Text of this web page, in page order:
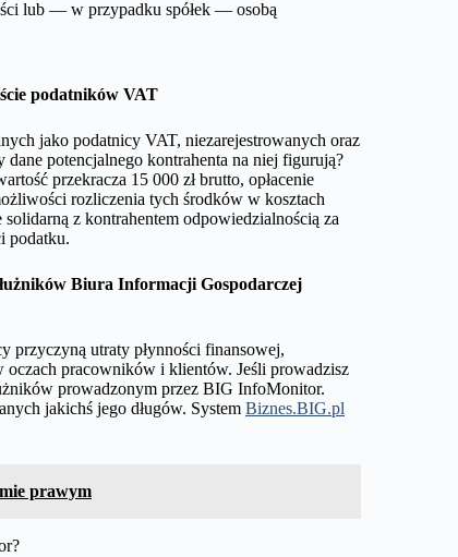
lub — w przypadku spółek — osobą
podatników VAT
jako podatnicy VAT, niezarejestrowanych oraz
potencjalnego kontrahenta na niej figurują?
przekracza 15 000 zł brutto, opłacenie
rozliczenia tych środków w kosztach
z kontrahentem odpowiedzialnością za
podatku.
ów Biura Informacji Gospodarczej
przyczyną utraty płynności finansowej,
pracowników i klientów. Jeśli prowadzisz
prowadzonym przez BIG InfoMonitor.
jakichś jego długów. System Biznes.BIG.pl
prawym